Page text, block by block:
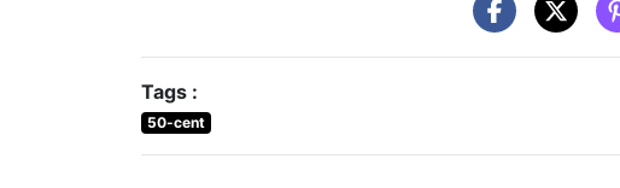
Tags :
50-cent